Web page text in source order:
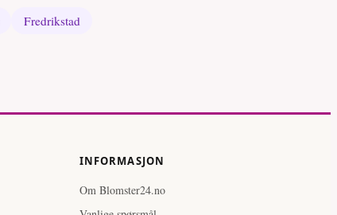
Fredrikstad
INFORMASJON
Om Blomster24.no